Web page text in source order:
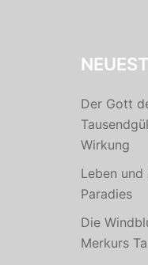
Der Gott
Wirkung
Leben und
Paradies
Die
Merkurs